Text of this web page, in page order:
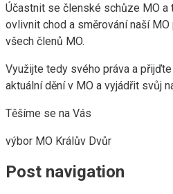
Účastnit se členské schůze MO a
ovlivnit chod a směrování naší
všech členů MO.
Využijte tedy svého práva a
aktuální dění v MO a vyjádřit svůj
Těšíme se na Vás
výbor MO Králův Dvůr
Post navigation